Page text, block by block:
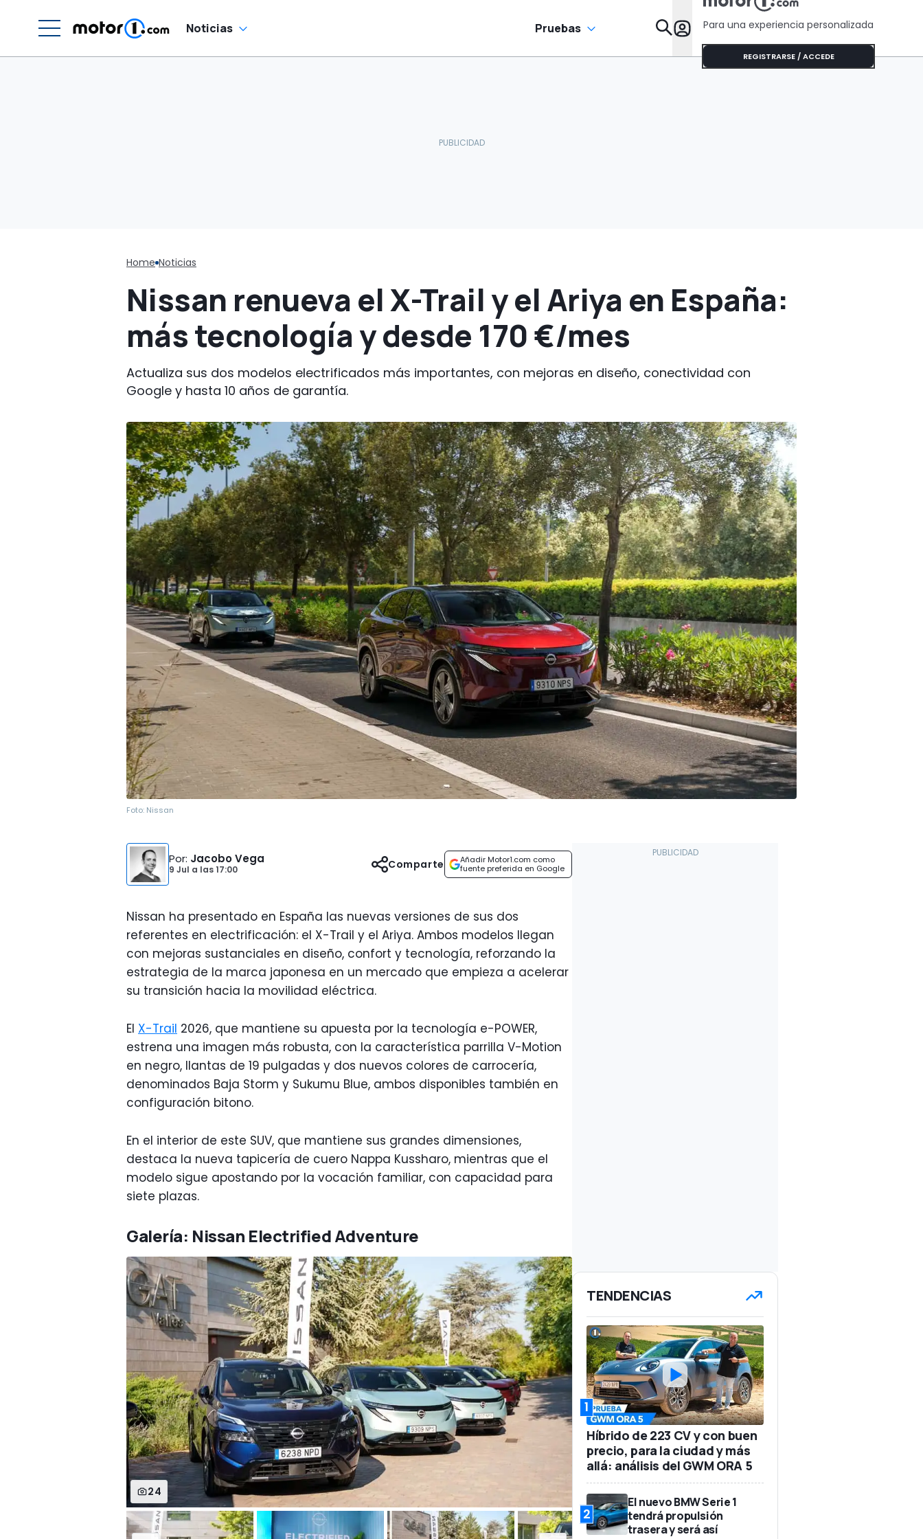
Noticias Pruebas Para una experiencia personalizada
REGISTRARSE / ACCEDE
Home Noticias
Nissan renueva el X-Trail y el Ariya en España:
más tecnología y desde 170 €/mes
Actualiza sus dos modelos electrificados más importantes, con mejoras en diseño, conectividad con
Google y hasta 10 años de garantía.
Foto: Nissan
Por: Jacobo Vega
9 Jul a las17:00
Añadir Motor1.com como
fuente preferida en Google
Comparte
Nissan ha presentado en España las nuevas versiones de sus dos
referentes en electrificación: el X-Trail y el Ariya. Ambos modelos llegan
con mejoras sustanciales en diseño, confort y tecnología, reforzando la
estrategia de la marca japonesa en un mercado que empieza a acelerar
su transición hacia la movilidad eléctrica.
El X-Trail 2026, que mantiene su apuesta por la tecnología e-POWER,
estrena una imagen más robusta, con la característica parrilla V-Motion
en negro, llantas de 19 pulgadas y dos nuevos colores de carrocería,
denominados Baja Storm y Sukumu Blue, ambos disponibles también en
configuración bitono.
En el interior de este SUV, que mantiene sus grandes dimensiones,
destaca la nueva tapicería de cuero Nappa Kussharo, mientras que el
modelo sigue apostando por la vocación familiar, con capacidad para
siete plazas.
Galería: Nissan Electrified Adventure
24
TENDENCIAS
1
Híbrido de 223 CV y con buen
precio, para la ciudad y más
allá: análisis del GWM ORA 5
2
El nuevo BMW Serie 1
tendrá propulsión
trasera y será así
que algunos Tesla